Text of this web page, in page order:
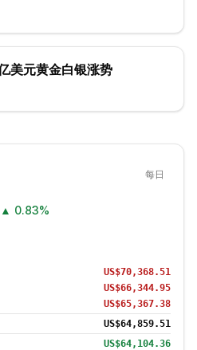
美元黄金白银涨势
每日
▲ 0.83%
US$70,368.51
US$66,344.95
US$65,367.38
US$64,859.51
US$64,104.36